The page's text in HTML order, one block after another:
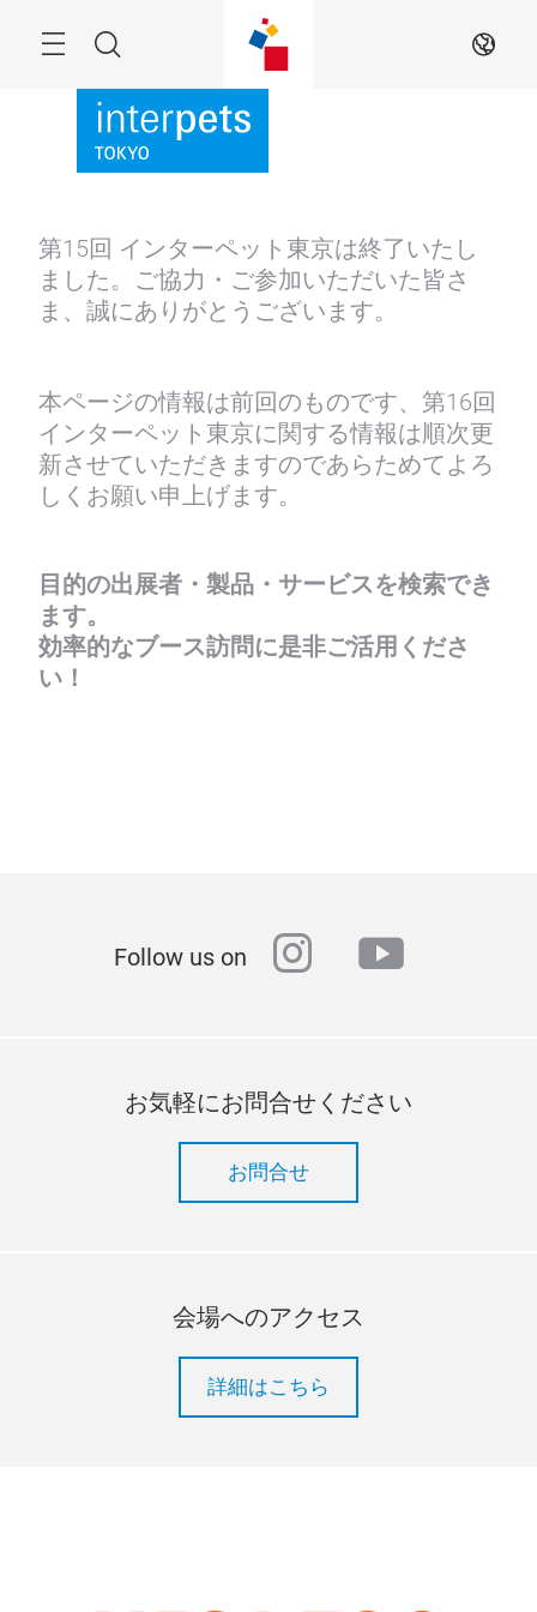
Search JA
第15回 インターペット東京は終了いたし
ました。ご協力・ご参加いただいた皆さ
ま、誠にありがとうございます。
本ページの情報は前回のものです、第16回
インターペット東京に関する情報は順次更
新させていただきますのであらためてよろ
しくお願い申上げます。
目的の出展者・製品・サービスを検索でき
ます。
効率的なブース訪問に是非ご活用くださ
い！
Follow us on instagram
youtube
お気軽にお問合せください
お問合せ
会場へのアクセス
詳細はこちら